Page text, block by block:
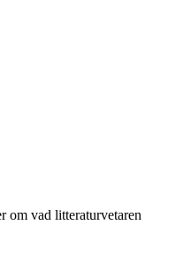
om vad litteraturvetaren